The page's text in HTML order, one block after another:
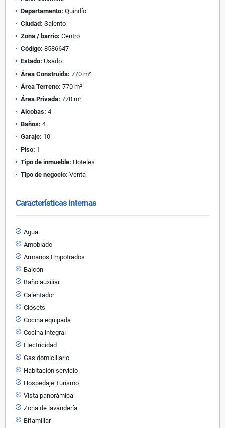
Departamento: Quindío
Ciudad: Salento
Zona / barrio: Centro
Código: 8586647
Estado: Usado
Área Construida: 770 m²
Área Terreno: 770 m²
Área Privada: 770 m²
Alcobas: 4
Baños: 4
Garaje: 10
Piso: 1
Tipo de inmueble: Hoteles
Tipo de negocio: Venta
Características internas
Agua
Amoblado
Armarios Empotrados
Balcón
Baño auxiliar
Calentador
Clósets
Cocina equipada
Cocina integral
Electricidad
Gas domiciliario
Habitación servicio
Hospedaje Turismo
Vista panorámica
Zona de lavandería
Bifamiliar